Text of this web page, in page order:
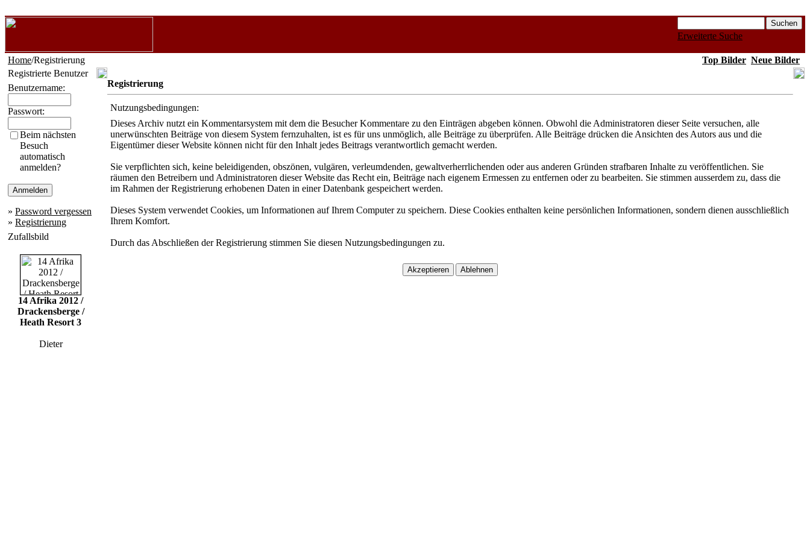
Erweiterte Suche
Home/Registrierung Top Bilder Neue Bilder
Registrierte Benutzer
Benutzername:
Passwort:
Beim nächsten
Besuch
automatisch
anmelden?
» Password vergessen
» Registrierung
Zufallsbild
14 Afrika 2012 /
Drackensberge /
Heath Resort 3
Dieter
Registrierung
Nutzungsbedingungen:
Dieses Archiv nutzt ein Kommentarsystem mit dem die Besucher Kommentare zu den Einträgen abgeben können. Obwohl die Administratoren dieser Seite versuchen, alle
unerwünschten Beiträge von diesem System fernzuhalten, ist es für uns unmöglich, alle Beiträge zu überprüfen. Alle Beiträge drücken die Ansichten des Autors aus und die
Eigentümer dieser Website können nicht für den Inhalt jedes Beitrags verantwortlich gemacht werden.
Sie verpflichten sich, keine beleidigenden, obszönen, vulgären, verleumdenden, gewaltverherrlichenden oder aus anderen Gründen strafbaren Inhalte zu veröffentlichen. Sie
räumen den Betreibern und Administratoren dieser Website das Recht ein, Beiträge nach eigenem Ermessen zu entfernen oder zu bearbeiten. Sie stimmen ausserdem zu, dass die
im Rahmen der Registrierung erhobenen Daten in einer Datenbank gespeichert werden.
Dieses System verwendet Cookies, um Informationen auf Ihrem Computer zu speichern. Diese Cookies enthalten keine persönlichen Informationen, sondern dienen ausschließlich
Ihrem Komfort.
Durch das Abschließen der Registrierung stimmen Sie diesen Nutzungsbedingungen zu.